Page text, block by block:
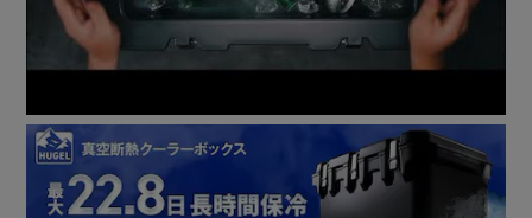
両手が自由になる肩掛けベルト付きなので、使えば移動や持
ち運びが楽になります。
車載時など、重ねたときに滑りにくいゴム製脚です。
【20L/40L】
＜真空断熱クーラーボックス VITC-20R/VITC-40R＞
アウトドアで大活躍！最大14日の長時間高保冷タイプ※ア
イリスオーヤマ試験結果 (40L使用時)